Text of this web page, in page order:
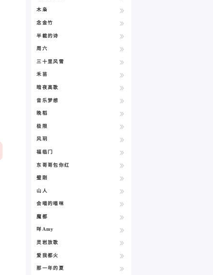
木枭
念金竹
半截的诗
周六
三十里风雪
禾苗
暗夜高歌
音乐梦想
晚稻
极限
风玥
福临门
东哥哥包你红
璧刚
山人
会喵的喵咪
魔都
咩Amy
灵岩放歌
爱我都火
那一年的夏